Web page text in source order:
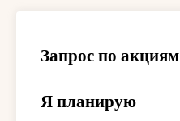
Запрос по акциям
Я планирую